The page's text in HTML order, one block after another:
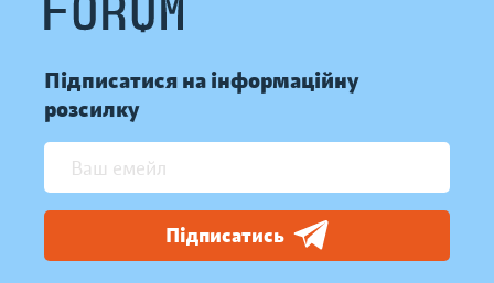
Підписатися на інформаційну
розсилку
Підписатись